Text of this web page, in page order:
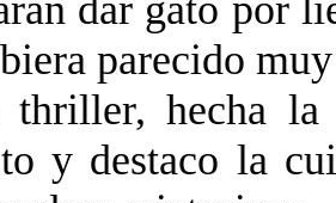
dar gato por
parecido
thriller, hecha la
y destaco la